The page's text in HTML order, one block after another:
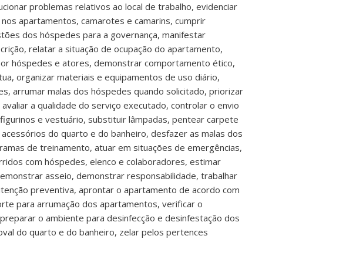
problemas relativos ao local de trabalho, evidenciar
apartamentos, camarotes e camarins, cumprir
dos hóspedes para a governança, manifestar
relatar a situação de ocupação do apartamento,
hóspedes e atores, demonstrar comportamento ético,
organizar materiais e equipamentos de uso diário,
arrumar malas dos hóspedes quando solicitado, priorizar
a qualidade do serviço executado, controlar o envio
e vestuário, substituir lâmpadas, pentear carpete
do quarto e do banheiro, desfazer as malas dos
de treinamento, atuar em situações de emergências,
com hóspedes, elenco e colaboradores, estimar
asseio, demonstrar responsabilidade, trabalhar
preventiva, aprontar o apartamento de acordo com
para arrumação dos apartamentos, verificar o
o ambiente para desinfecção e desinfestação dos
do quarto e do banheiro, zelar pelos pertences